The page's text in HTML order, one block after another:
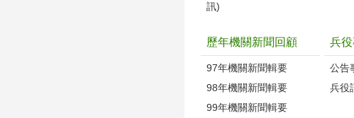
訊)
歷年機關新聞回顧
97年機關新聞輯要
98年機關新聞輯要
99年機關新聞輯要
兵
公告
兵役